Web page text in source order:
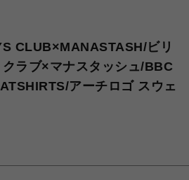
CLUB×MANASTASH/ビリ
ラブ×マナスタッシュ/BBC
アーチロゴ スウェ